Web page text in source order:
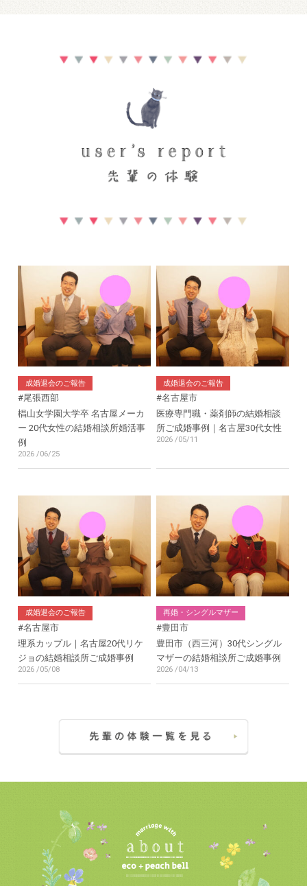
成婚退会のご報告
#尾張西部
椙山女学園大学卒 名古屋メーカ
ー 20代女性の結婚相談所婚活事
例
2026 /06/25
成婚退会のご報告
#名古屋市
医療専門職・薬剤師の結婚相談
所ご成婚事例｜名古屋30代女性
2026 /05/11
成婚退会のご報告
#名古屋市
理系カップル｜名古屋20代リケ
ジョの結婚相談所ご成婚事例
2026 /05/08
再婚・シングルマザー
#豊田市
豊田市（西三河）30代シングル
マザーの結婚相談所ご成婚事例
2026 /04/13